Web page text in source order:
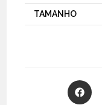
TAMANHO
Opens
in